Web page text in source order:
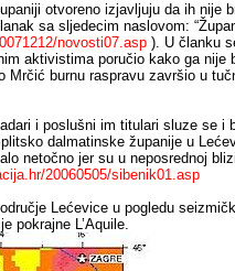
otvoreno izjavljuju da ih nije
sa sljedecim naslovom:
novosti07.asp ). U članku
aktivistima poručio kako ga
Mrčić burnu raspravu završio u
i poslušni im titulari sluze se i
dalmatinske županije u
netočno jer su u neposrednoj
20060505/sibenik01.asp
Lećevice u pogledu
pokrajne L’Aquile.